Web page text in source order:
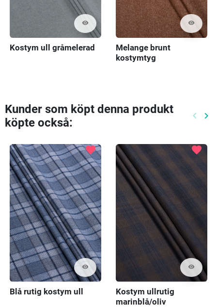
visibility
Kostym ull gråmelerad
visibility
Melange brunt
kostymtyg
Kunder som köpt denna produkt
köpte också:
keyboard_arrow_left keyboard_arrow_right
visibility
favorite
Blå rutig kostym ull
visibility
favorite
Kostym ullrutig
marinblå/oliv